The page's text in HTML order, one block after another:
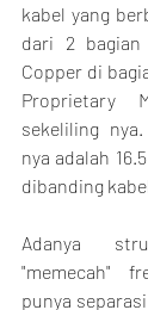
kabel yang
dari 2
Copper di
Proprietary
sekeliling
nya adalah
dibanding kabel
Adanya
"memecah"
punya